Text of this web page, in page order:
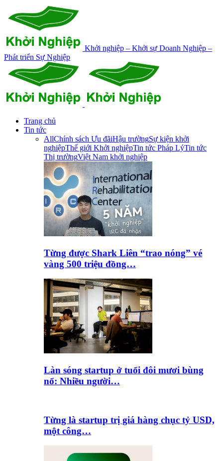
Khởi nghiệp – Khởi sự Doanh Nghiệp –
Phát triển Sự Nghiệp
Trang chủ
Tin tức
AllChính sách Ưu đãiHậu trườngSự kiện khởi
nghiệpThế giới Khởi nghiệpTin tức Pháp LýTin tức
Thị trườngViệt Nam khởi nghiệp
Từng được Shark Liên “trao nóng” vé
vàng 500 triệu đồng…
Làn sóng startup ở tuổi đôi mươi bùng
nổ: Nhiều người…
Từng là startup trị giá hàng chục tỷ USD,
một công…